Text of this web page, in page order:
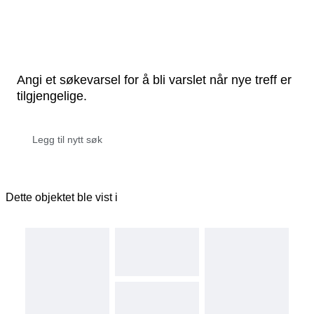
Angi et søkevarsel for å bli varslet når nye treff er
tilgjengelige.
Dette objektet ble vist i